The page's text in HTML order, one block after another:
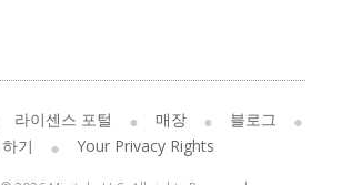
라이센스 포털 매장
블로그
기
Your Privacy Rights